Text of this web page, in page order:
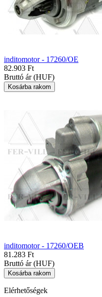
inditomotor - 17260/OE
82.903 Ft
Bruttó ár (HUF)
inditomotor - 17260/OEB
81.283 Ft
Bruttó ár (HUF)
Elérhetőségek